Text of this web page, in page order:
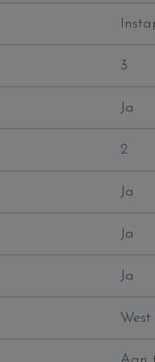
3
Ja
2
Ja
Ja
Ja
West